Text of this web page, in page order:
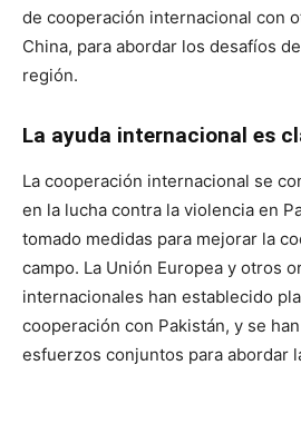
de cooperación internacional con
China, para abordar los desafíos
región.
La ayuda internacional es
La cooperación internacional se
en la lucha contra la violencia en
tomado medidas para mejorar la
campo. La Unión Europea y otros
internacionales han establecido
cooperación con Pakistán, y se
esfuerzos conjuntos para abordar